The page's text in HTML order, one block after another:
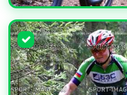
УВЕЛИЧИТЬ